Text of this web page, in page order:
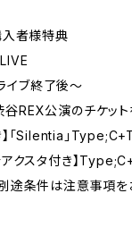
入者様特典
イブ終了後～
REX公演のチケット
「Silentia」
クスタ付き】
途条件は注意事項を